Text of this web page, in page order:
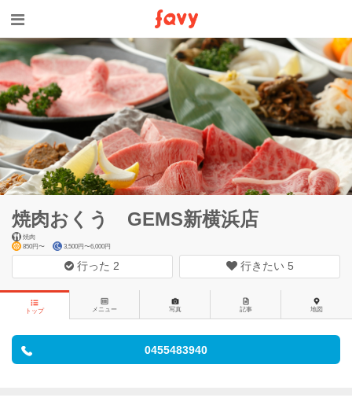
焼肉おくう GEMS新横浜店
焼肉
850円〜
3,500円〜6,000円
行った 2 行きたい 5
トップ メニュー 写真 記事 地図
0455483940